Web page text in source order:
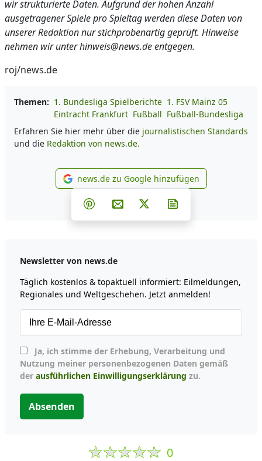
wir strukturierte Daten. Aufgrund der hohen Anzahl
ausgetragener Spiele pro Spieltag werden diese Daten von
unserer Redaktion nur stichprobenartig geprüft. Hinweise
nehmen wir unter hinweis@news.de entgegen.
roj/news.de
Themen: 1. Bundesliga Spielberichte 1. FSV Mainz 05
Eintracht Frankfurt Fußball Fußball-Bundesliga
Erfahren Sie hier mehr über die journalistischen Standards
und die Redaktion von news.de.
news.de zu Google
news.de zu Google hinzufügen
Teilen auf Facebook
Teilen auf Whatsapp
Teilen auf Telegram
Teilen auf Pinterest
Per E-Mail teilen
Post auf X
Newsletter von news.de
Täglich kostenlos & topaktuell informiert: Eilmeldungen,
Regionales und Weltgeschehen. Jetzt anmelden!
Nutzung meiner personenbezogenen Daten gemäß
der ausführlichen Einwilligungserklärung zu.
Absenden
0